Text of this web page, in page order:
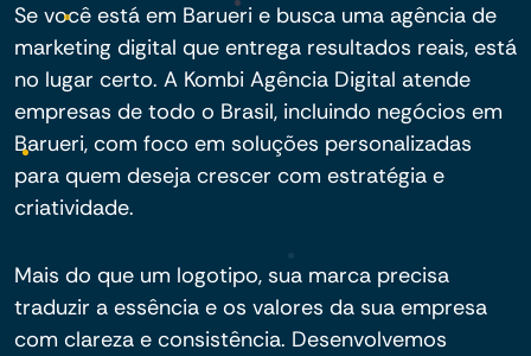
Se você está em Barueri e busca uma agência de
marketing digital que entrega resultados reais, está
no lugar certo. A Kombi Agência Digital atende
empresas de todo o Brasil, incluindo negócios em
Barueri, com foco em soluções personalizadas
para quem deseja crescer com estratégia e
criatividade.
Mais do que um logotipo, sua marca precisa
traduzir a essência e os valores da sua empresa
com clareza e consistência. Desenvolvemos